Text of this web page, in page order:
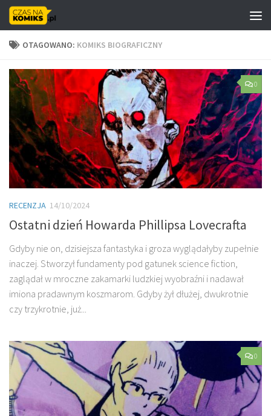
Skip to content
OTAGOWANO: KOMIKS BIOGRAFICZNY
0
RECENZJA 14/10/2024
Ostatni dzień Howarda Phillipsa Lovecrafta
Gdyby nie on, dzisiejsza fantastyka i groza wyglądałyby zupełnie
inaczej. Stworzył fundamenty pod gatunek science fiction,
zaglądał w mroczne zakamarki ludzkiej wyobraźni i nadawał
imiona pradawnym koszmarom. Gdyby żył dłużej, dwukrotnie
czy trzykrotnie, już...
0